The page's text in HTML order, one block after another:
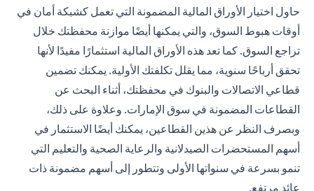
حاول اختيار الأوراق المالية المضمونة التي تعمل كشبكة أمان في
أوقات هبوط السوق، والتي يمكنها أيضًا موازنة محفظتك خلال
تراجع السوق. كما تعد هذه الأوراق المالية استثمارًا مفيدًا لأنها
تحقق أرباحًا سنوية، مما يقلل تكلفتك الأولية. يمكنك تضمين
قطاعي الاتصالات والبنوك في محفظتك، أثناء البحث عن
القطاعات المضمونة في سوق الإمارات. وعلاوة على ذلك،
وبصرف النظر عن هذين القطاعين، يمكنك أيضًا الاستثمار في
أسهم المستحضرات الصيدلانية والرعاية الصحية والتعليم التي
تنمو بسرعة في سنواتها الأولى وتتطور إلى أسهم مضمونة ذات
عائد مرتفع.